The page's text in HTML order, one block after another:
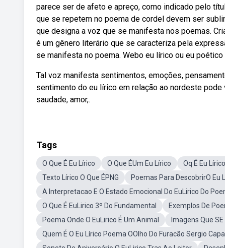
parece ser de afeto e apreço, como indicado pelo
que se repetem no poema de cordel devem ser
que designa a voz que se manifesta nos poemas.
é um gênero literário que se caracteriza pela
se manifesta no poema. Webo eu lírico ou eu
Tal voz manifesta sentimentos, emoções,
sentimento do eu lírico em relação ao nordeste
saudade, amor,.
Tags
O Que É Eu Lírico O Que ÉUm Eu Lírico Oq É Eu
Texto Lírico O Que ÉPNG
Poemas Para DescobrirO Eu
A Interpretacao E O Estado Emocional Do EuLirico Do
O Que É EuLirico 3º Do Fundamental
Exemplos De
Poema Onde O EuLirico É Um Animal
Imagens Que
Quem É O Eu Lírico Poema OOlho Do Furacão Sergio